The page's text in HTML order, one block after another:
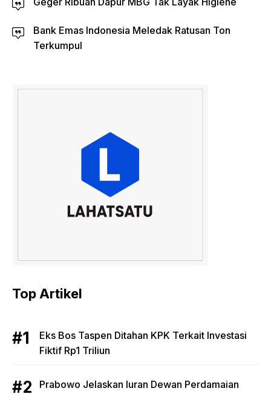
Bank Emas Indonesia Meledak Ratusan Ton
Terkumpul
Top Artikel
Eks Bos Taspen Ditahan KPK Terkait Investasi
Fiktif Rp1 Triliun
Prabowo Jelaskan Iuran Dewan Perdamaian